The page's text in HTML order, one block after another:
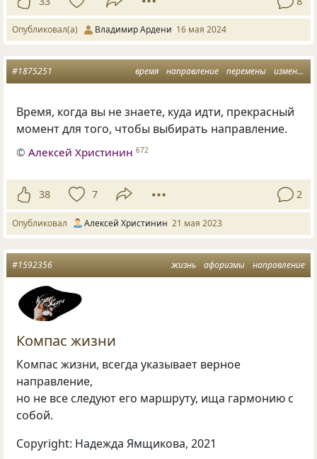
Опубликовал(а) Владимир Ардени 16 мая 2024
время направление перемены изменения
#1875251
Время, когда вы не знаете, куда идти, прекрасный
момент для того, чтобы выбирать направление.
©Алексей Христинин 672
38 7 2
Опубликовал Алексей Христинин 21 мая 2023
жизнь афоризмы направление
#1592356
Компас жизни
Компас жизни, всегда указывает верное
направление,
но не все следуют его маршруту, ища гармонию с
собой.
Copyright: Надежда Ямщикова, 2021